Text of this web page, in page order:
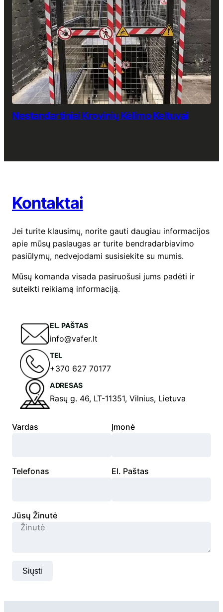
Nestandartiniai Krovinių Kėlimo Keltuvai
Kontaktai
Jei turite klausimų, norite gauti daugiau informacijos
apie mūsų paslaugas ar turite bendradarbiavimo
pasiūlymų, nedvejodami susisiekite su mumis.
Mūsų komanda visada pasiruošusi jums padėti ir
suteikti reikiamą informaciją.
EL. PAŠTAS
info@vafer.lt
TEL
+370 627 70177
ADRESAS
Rasų g. 46, LT-11351, Vilnius, Lietuva
Vardas Įmonė
Telefonas El. Paštas
Jūsų Žinutė